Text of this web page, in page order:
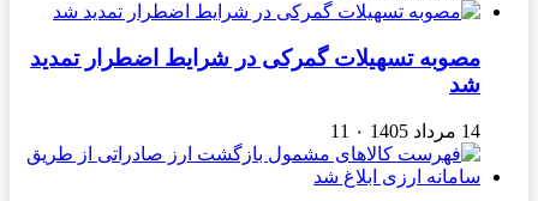
مصوبه تسهیلات گمرکی در شرایط اضطرار تمدید
شد
14 مرداد 1405 ۰ 11